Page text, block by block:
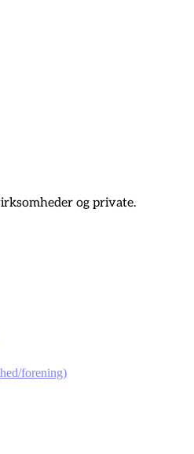
og private.
forening)